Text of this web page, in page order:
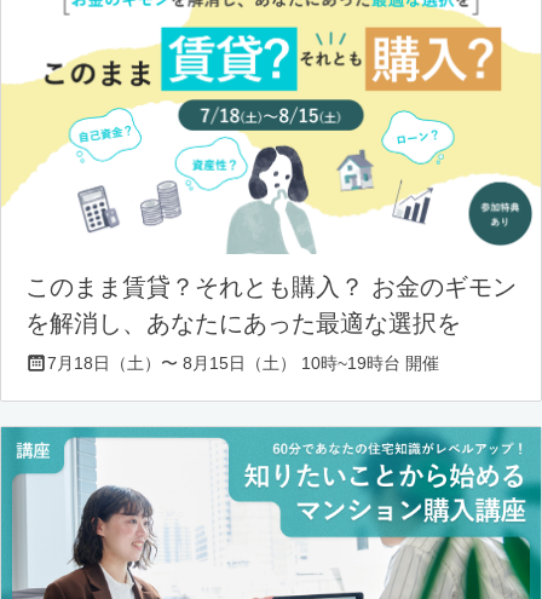
このまま賃貸？それとも購入？ お金のギモン
を解消し、あなたにあった最適な選択を
7月18日（土）〜 8月15日（土） 10時~19時台 開催